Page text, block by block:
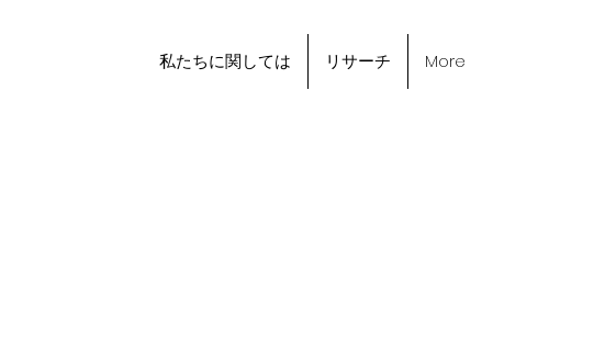
私たちに関しては リサーチ More